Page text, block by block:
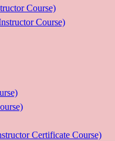
Course)
Course)
Certificate Course)